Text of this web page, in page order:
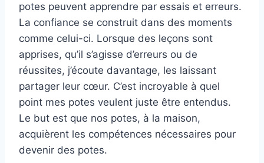
potes peuvent apprendre par essais et erreurs.
La confiance se construit dans des moments
comme celui-ci. Lorsque des leçons sont
apprises, qu’il s’agisse d’erreurs ou de
réussites, j’écoute davantage, les laissant
partager leur cœur. C’est incroyable à quel
point mes potes veulent juste être entendus.
Le but est que nos potes, à la maison,
acquièrent les compétences nécessaires pour
devenir des potes.